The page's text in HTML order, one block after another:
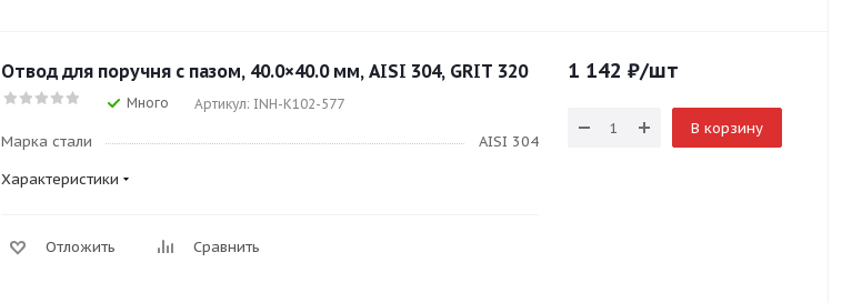
Отвод для поручня с пазом, 40.0×40.0 мм, AISI 304, GRIT 320
Много Артикул: INH-K102-577
Марка стали
AISI 304
Характеристики
Отложить Сравнить
1 142 ₽/шт
В корзину